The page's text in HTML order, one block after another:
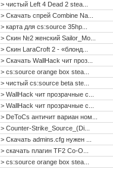
> чистый Left 4 Dead 2 stea...
> Скачать спрей Combine Na...
> карта для cs:source 35hp...
> Скин №2 женский Sailor_Mo...
> Скин LaraCroft 2 - «блонд...
> Скачать WallHack чит проз...
> cs:source orange box stea...
> чистый cs:source beta ste...
> WallHack чит прозрачные с...
> WallHack чит прозрачные с...
> DeToCs античит вариан ном...
> Counter-Strike_Source_(Di...
> Скачать admins.cfg нужен ...
> скачать плагин TF2 Co-O...
> cs:source orange box stea...